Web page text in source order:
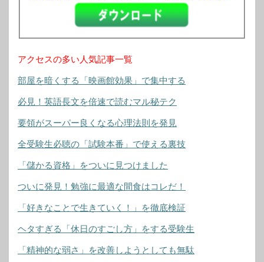
アクセスの多い人気記事一覧
部屋を暗くする「映画館効果」で集中する
必見！英語長文を倍速で読むマル秘テク
要領がスーパー良くなる心理法則を発見
全受験生必聴の「試験本番」で使える裏技
「儲かる資格」をついに見つけました
ついに発見！勉強に最適な間食はコレだ！
「好きなことで生きていく！」を徹底検証
ヘタすぎる「休日のすごし方」をする受験生
「精神的な弱さ」を改善しようとしても無駄